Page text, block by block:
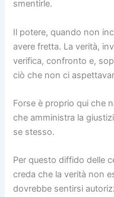
smentirle.
Il potere, quando non
avere fretta. La verità,
verifica, confronto e,
ciò che non ci
Forse è proprio qui che
che amministra la
se stesso.
Per questo diffido delle
creda che la verità non
dovrebbe sentirsi